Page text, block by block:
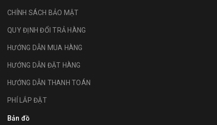
CHÍNH SÁCH BẢO MẬT
QUY ĐỊNH ĐỔI TRẢ HÀNG
HƯỚNG DẪN MUA HÀNG
HƯỚNG DẪN ĐẶT HÀNG
HƯỚNG DẪN THANH TOÁN
PHÍ LẮP ĐẶT
Bản đồ